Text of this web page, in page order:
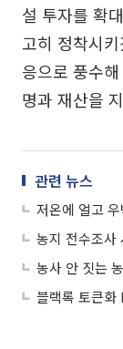
설 투자를 확
고히 정착시
응으로 풍수
명과 재산을
관련 뉴스
블랙록 토큰화